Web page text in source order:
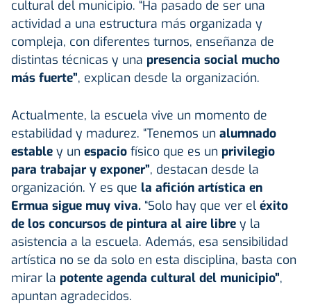
cultural del municipio. “Ha pasado de ser una
actividad a una estructura más organizada y
compleja, con diferentes turnos, enseñanza de
distintas técnicas y una presencia social mucho
más fuerte”, explican desde la organización.
Actualmente, la escuela vive un momento de
estabilidad y madurez. “Tenemos un alumnado
estable y un espacio físico que es un privilegio
para trabajar y exponer”, destacan desde la
organización. Y es que la afición artística en
Ermua sigue muy viva. “Solo hay que ver el éxito
de los concursos de pintura al aire libre y la
asistencia a la escuela. Además, esa sensibilidad
artística no se da solo en esta disciplina, basta con
mirar la potente agenda cultural del municipio”,
apuntan agradecidos.